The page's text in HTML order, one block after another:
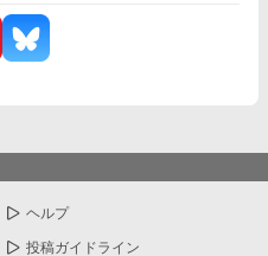
ヘルプ
投稿ガイドライン